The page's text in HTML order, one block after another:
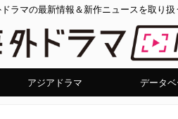
ラマの最新情報＆新作ニュースを取り扱
アジアドラマ データベ